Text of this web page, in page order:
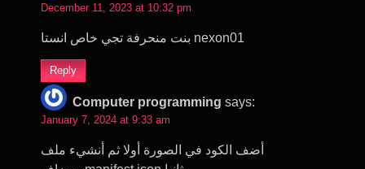
December 11, 2023 at 10:32 pm
بنت منحرفة تجي خاص انستا nexon01
Reply
Computer programming says:
January 7, 2024 at 9:33 am
أضف الكود في الصورة أولا ثم أنشيء ملف